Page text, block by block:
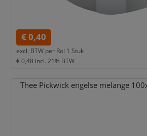
€ 0,40
excl. BTW per Rol 1 Stuk
€ 0,48 incl. 21% BTW
Thee Pickwick engelse melange